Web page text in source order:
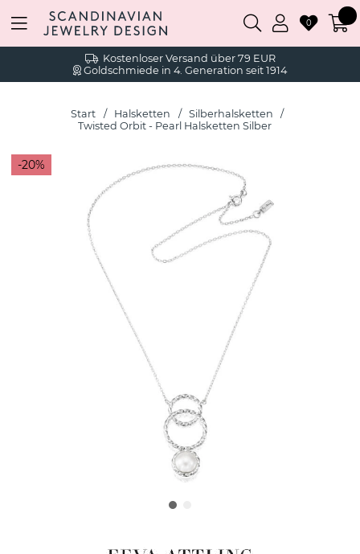
Kostenloser Versand über 79 EUR
Goldschmiede in 4. Generation seit 1914
0
Start Halsketten
Silberhalsketten
Twisted Orbit - Pearl Halsketten Silber
20